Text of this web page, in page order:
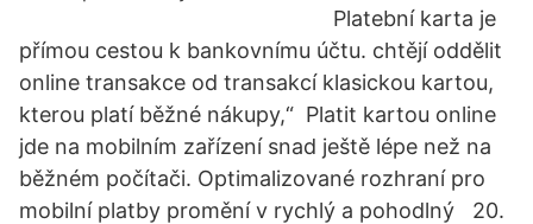
Platební karta je
přímou cestou k bankovnímu účtu. chtějí oddělit
online transakce od transakcí klasickou kartou,
kterou platí běžné nákupy,“ Platit kartou online
jde na mobilním zařízení snad ještě lépe než na
běžném počítači. Optimalizované rozhraní pro
mobilní platby promění v rychlý a pohodlný 20.